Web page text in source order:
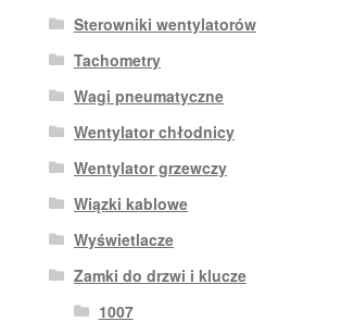
Sterowniki wentylatorów
Tachometry
Wagi pneumatyczne
Wentylator chłodnicy
Wentylator grzewczy
Wiązki kablowe
Wyświetlacze
Zamki do drzwi i klucze
1007